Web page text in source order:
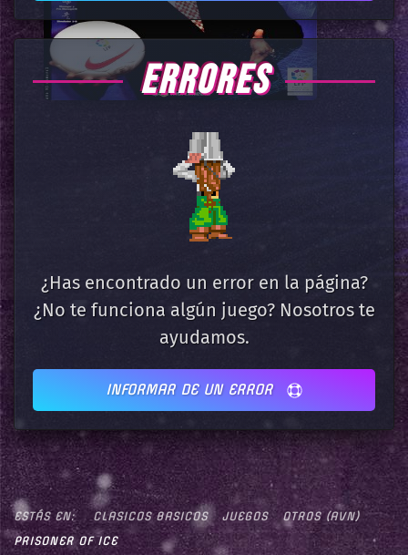
ERRORES
¿Has encontrado un error en la página?
¿No te funciona algún juego? Nosotros te
ayudamos.
INFORMAR DE UN ERROR
ESTÁS EN: CLASICOS BASICOS JUEGOS
OTROS (AVN)
PRISONER OF ICE